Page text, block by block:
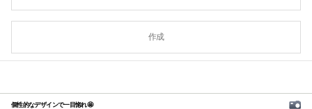
作成
個性的なデザインで一目惚れ🤩